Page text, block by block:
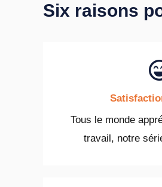
Six raisons
Tous le monde
travail, notre